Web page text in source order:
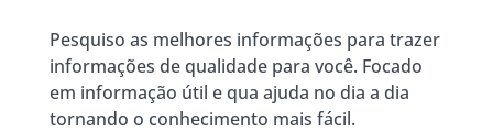
Pesquiso as melhores informações para trazer
informações de qualidade para você. Focado
em informação útil e qua ajuda no dia a dia
tornando o conhecimento mais fácil.